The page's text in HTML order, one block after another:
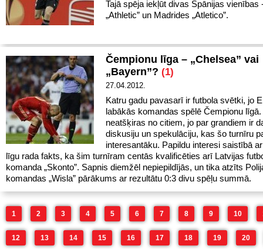
Tajā spēja iekļūt divas Spānijas vienības
„Athletic” un Madrides „Atletico”.
Čempionu līga – „Chelsea” vai
„Bayern”? (1)
27.04.2012.
Katru gadu pavasarī ir futbola svētki, jo
labākās komandas spēlē Čempionu
neatšķiras no citiem, jo par grandiem ir
diskusiju un spekulāciju, kas šo turnīru
interesantāku. Papildu interesi saistībā
līgu rada fakts, ka šim turnīram centās kvalificēties arī Latvijas
komanda „Skonto”. Sapnis diemžēl nepiepildījās, un tika atzīts
komandas „Wisla” pārākums ar rezultātu 0:3 divu spēļu summā.
1 2 3 4 5 6 7 8 9 10
12 13 14 15 16 17 18 19 20